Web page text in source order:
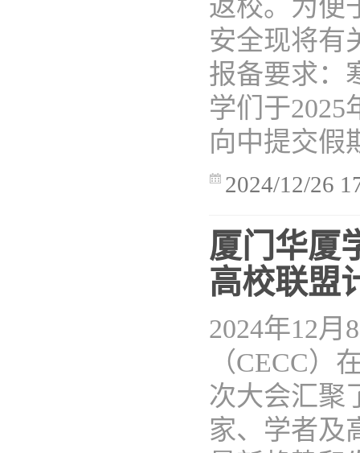
返校。为便
安全现将有
报备要求：
学们于2025
向中提交假
2024/12/26
厦门华厦
高校联盟
2024年12
（CECC）
次大会汇聚
家、学者及